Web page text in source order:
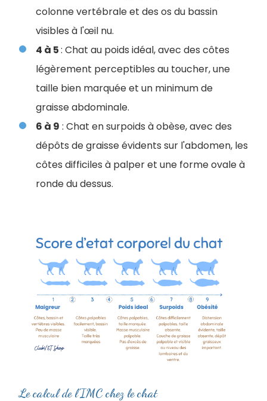
colonne vertébrale et des os du bassin
visibles à l'œil nu.
4 à 5: Chat au poids idéal, avec des côtes
légèrement perceptibles au toucher, une
taille bien marquée et un minimum de
graisse abdominale.
6 à 9 : Chat en surpoids à obèse, avec des
dépôts de graisse évidents sur l'abdomen, les
côtes difficiles à palper et une forme ovale à
ronde du dessus.
Le calcul de l'IMC chez le chat